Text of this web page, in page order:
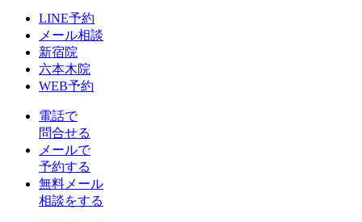
LINE予約
メール相談
新宿院
六本木院
WEB予約
電話で
問合せる
メールで
予約する
無料メール
相談をする